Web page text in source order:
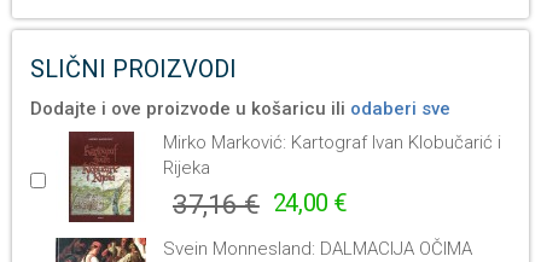
SLIČNI PROIZVODI
Dodajte i ove proizvode u košaricu ili odaberi sve
Mirko Marković: Kartograf Ivan Klobučarić i
Rijeka
37,16 € 24,00 €
Svein Monnesland: DALMACIJA OČIMA